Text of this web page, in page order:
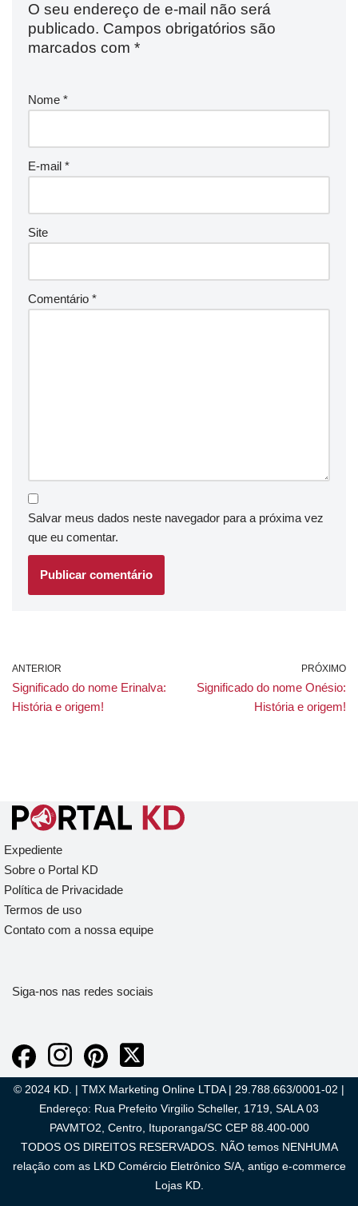
O seu endereço de e-mail não será
publicado. Campos obrigatórios são
marcados com *
Nome *
E-mail *
Site
Comentário *
Salvar meus dados neste navegador para a próxima vez
que eu comentar.
ANTERIOR
Significado do nome Erinalva:
História e origem!
PRÓXIMO
Significado do nome Onésio:
História e origem!
Expediente
Sobre o Portal KD
Política de Privacidade
Termos de uso
Contato com a nossa equipe
Siga-nos nas redes sociais
© 2024 KD. | TMX Marketing Online LTDA | 29.788.663/0001-02 |
Endereço: Rua Prefeito Virgilio Scheller, 1719, SALA 03
PAVMTO2, Centro, Ituporanga/SC CEP 88.400-000
TODOS OS DIREITOS RESERVADOS. NÃO temos NENHUMA
relação com as LKD Comércio Eletrônico S/A, antigo e-commerce
Lojas KD.